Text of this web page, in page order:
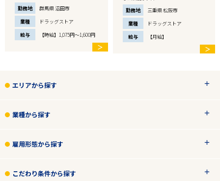
勤務地
群馬県 沼田市
業種
ドラッグストア
給与
【時給】1,075円～1,600円
＞
勤務地
三重県 松阪市
業種
ドラッグストア
給与
【月給】
＞
エリアから探す
業種から探す
雇用形態から探す
こだわり条件から探す